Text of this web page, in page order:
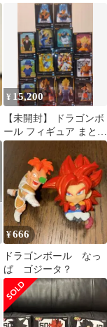
ンボール超(スーパー)
SOLID EDGE WORKS-
THE出陣-7 フィギュア
プライズ(2615258) バン
プレスト
¥ 15,200
【未開封】 ドラゴンボ
ール フィギュア まとめ
売り 14点セット
¥666
ドラゴンボール なっ
ぱ ゴジータ？